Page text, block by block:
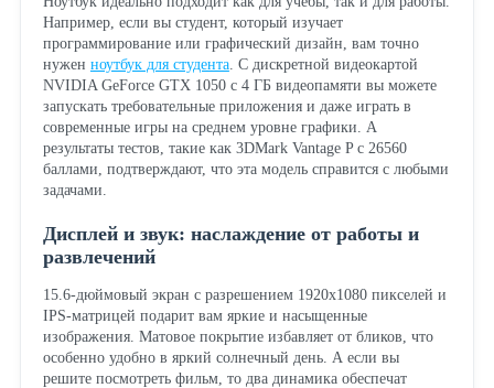
Например, если вы студент, который изучает
программирование или графический дизайн, вам точно
нужен ноутбук для студента. С дискретной видеокартой
NVIDIA GeForce GTX 1050 с 4 ГБ видеопамяти вы можете
запускать требовательные приложения и даже играть в
современные игры на среднем уровне графики. А
результаты тестов, такие как 3DMark Vantage P с 26560
баллами, подтверждают, что эта модель справится с любыми
задачами.
Дисплей и звук: наслаждение от работы и
развлечений
15.6-дюймовый экран с разрешением 1920x1080 пикселей и
IPS-матрицей подарит вам яркие и насыщенные
изображения. Матовое покрытие избавляет от бликов, что
особенно удобно в яркий солнечный день. А если вы
решите посмотреть фильм, то два динамика обеспечат